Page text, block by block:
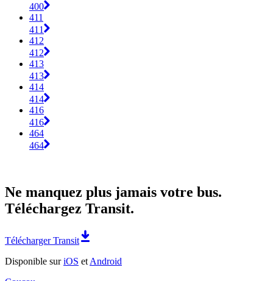
400
411
411
412
412
413
413
414
414
416
416
464
464
Ne manquez plus jamais votre bus.
Téléchargez Transit.
Télécharger Transit
Disponible suriOS et Android